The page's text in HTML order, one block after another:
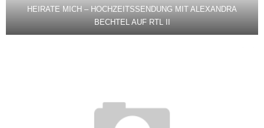
HEIRATE MICH – HOCHZEITSSENDUNG MIT ALEXANDRA
BECHTEL AUF RTL II